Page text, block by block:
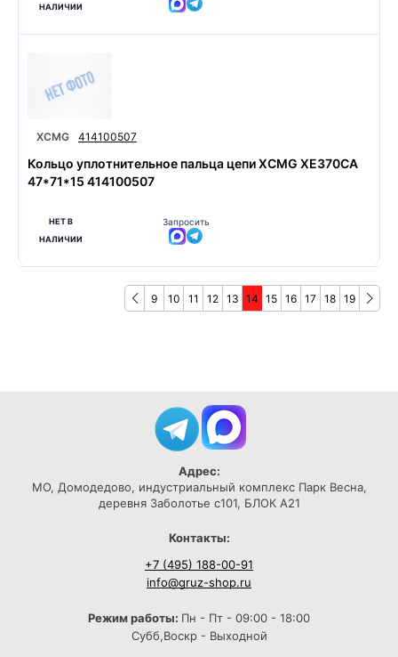
НАЛИЧИИ
XCMG 414100507
Кольцо уплотнительное пальца цепи XCMG XE370CA
47*71*15 414100507
НЕТ В
НАЛИЧИИ
Запросить
9 10 11 12 13 14 15 16 17 18 19
Адрес:
МО, Домодедово, индустриальный комплекс Парк Весна,
деревня Заболотье с101, БЛОК А21
Контакты:
+7 (495) 188-00-91
info@gruz-shop.ru
Режим работы: Пн - Пт - 09:00 - 18:00
Субб,Воскр - Выходной